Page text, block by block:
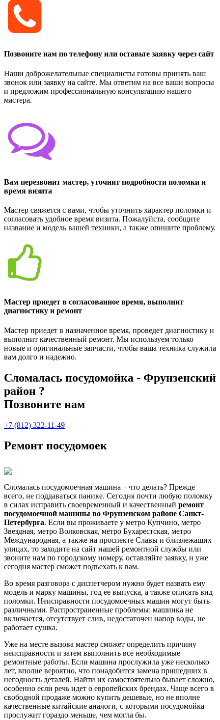
Позвоните нам по телефону или оставьте заявку через сайт
Наши доброжелательные специалисты готовы принять ваш
звонок или заявку на сайте. Мы ответим на все ваши вопросы
и предложим профессиональную консультацию нашего
мастера.
Вам перезвонит мастер, уточнит подробности поломки и
время визита
Мастер свяжется с вами, чтобы уточнить характер поломки и
согласовать удобное время визита. Пожалуйста, сообщите
название и модель вашей техники, а также опишите проблему.
Мастер приедет в согласованное время, выполнит
диагностику и ремонт
Мастер приедет в назначенное время, проведет диагностику и
выполнит качественный ремонт. Мы используем только
новые и оригинальные запчасти, чтобы ваша техника служила
вам долго и надежно.
Сломалась посудомойка - Фрунзенский
район ?
Позвоните нам
+7 (812) 322-11-49
Ремонт посудомоек
Сломалась посудомоечная машина – что делать? Прежде
всего, не поддаваться панике. Сегодня почти любую поломку
в силах исправить своевременный и качественный ремонт
посудомоечной машины во Фрунзенском районе Санкт-
Петербурга. Если вы проживаете у метро Купчино, метро
Звездная, метро Волковская, метро Бухарестская, метро
Международная, а также на проспекте Славы и близлежащих
улицах, то заходите на сайт нашей ремонтной службы или
звоните нам по городскому номеру, оставляйте заявку, и уже
сегодня мастер сможет подъехать к вам.
Во время разговора с диспетчером нужно будет назвать ему
модель и марку машины, год ее выпуска, а также описать вид
поломки. Неисправности посудомоечных машин могут быть
различными. Распространенные проблемы: машинка не
включается, отсутствует слив, недостаточен напор воды, не
работает сушка.
Уже на месте вызова мастер сможет определить причину
неисправности и затем выполнить все необходимые
ремонтные работы. Если машина прослужила уже несколько
лет, вполне вероятно, что понадобится замена пришедших в
негодность деталей. Найти их самостоятельно бывает сложно,
особенно если речь идет о европейских брендах. Чаще всего в
свободной продаже можно купить дешевые, но не вполне
качественные китайские аналоги, с которыми посудомойка
прослужит гораздо меньше, чем могла бы.